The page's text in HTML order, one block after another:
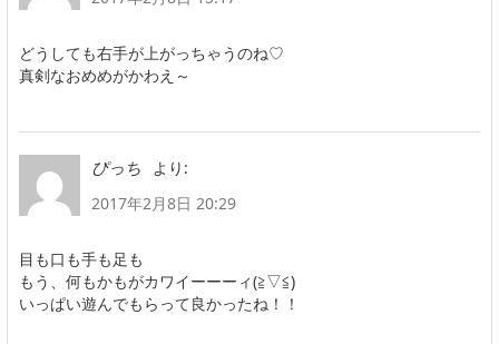
どうしても右手が上がっちゃうのね♡
真剣なおめめがかわえ～
ぴっち
より:
2017年2月8日 20:29
目も口も手も足も
もう、何もかもがカワイーーーィ(≧▽≦)
いっぱい遊んでもらって良かったね！！